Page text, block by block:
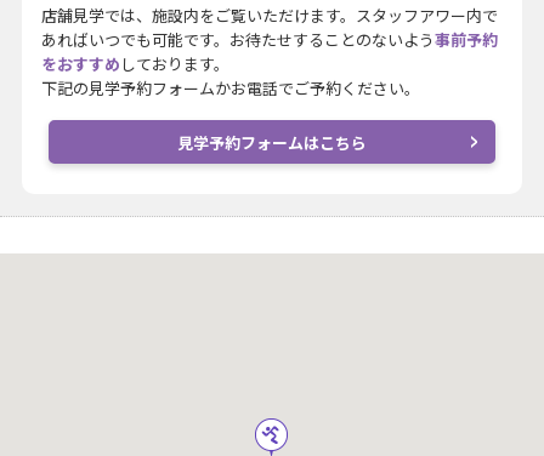
店舗見学では、施設内をご覧いただけます。スタッフアワー内で
あればいつでも可能です。お待たせすることのないよう事前予約
をおすすめ しております。
下記の見学予約フォームかお電話でご予約ください。
見学予約フォームはこちら